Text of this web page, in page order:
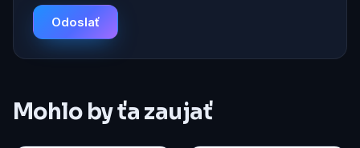
Odoslať
Mohlo by ťa zaujať